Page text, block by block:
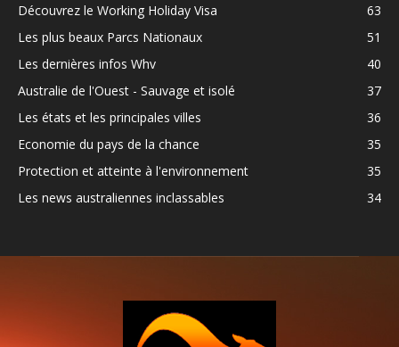
Découvrez le Working Holiday Visa
63
Les plus beaux Parcs Nationaux
51
Les dernières infos Whv
40
Australie de l'Ouest - Sauvage et isolé
37
Les états et les principales villes
36
Economie du pays de la chance
35
Protection et atteinte à l'environnement
35
Les news australiennes inclassables
34